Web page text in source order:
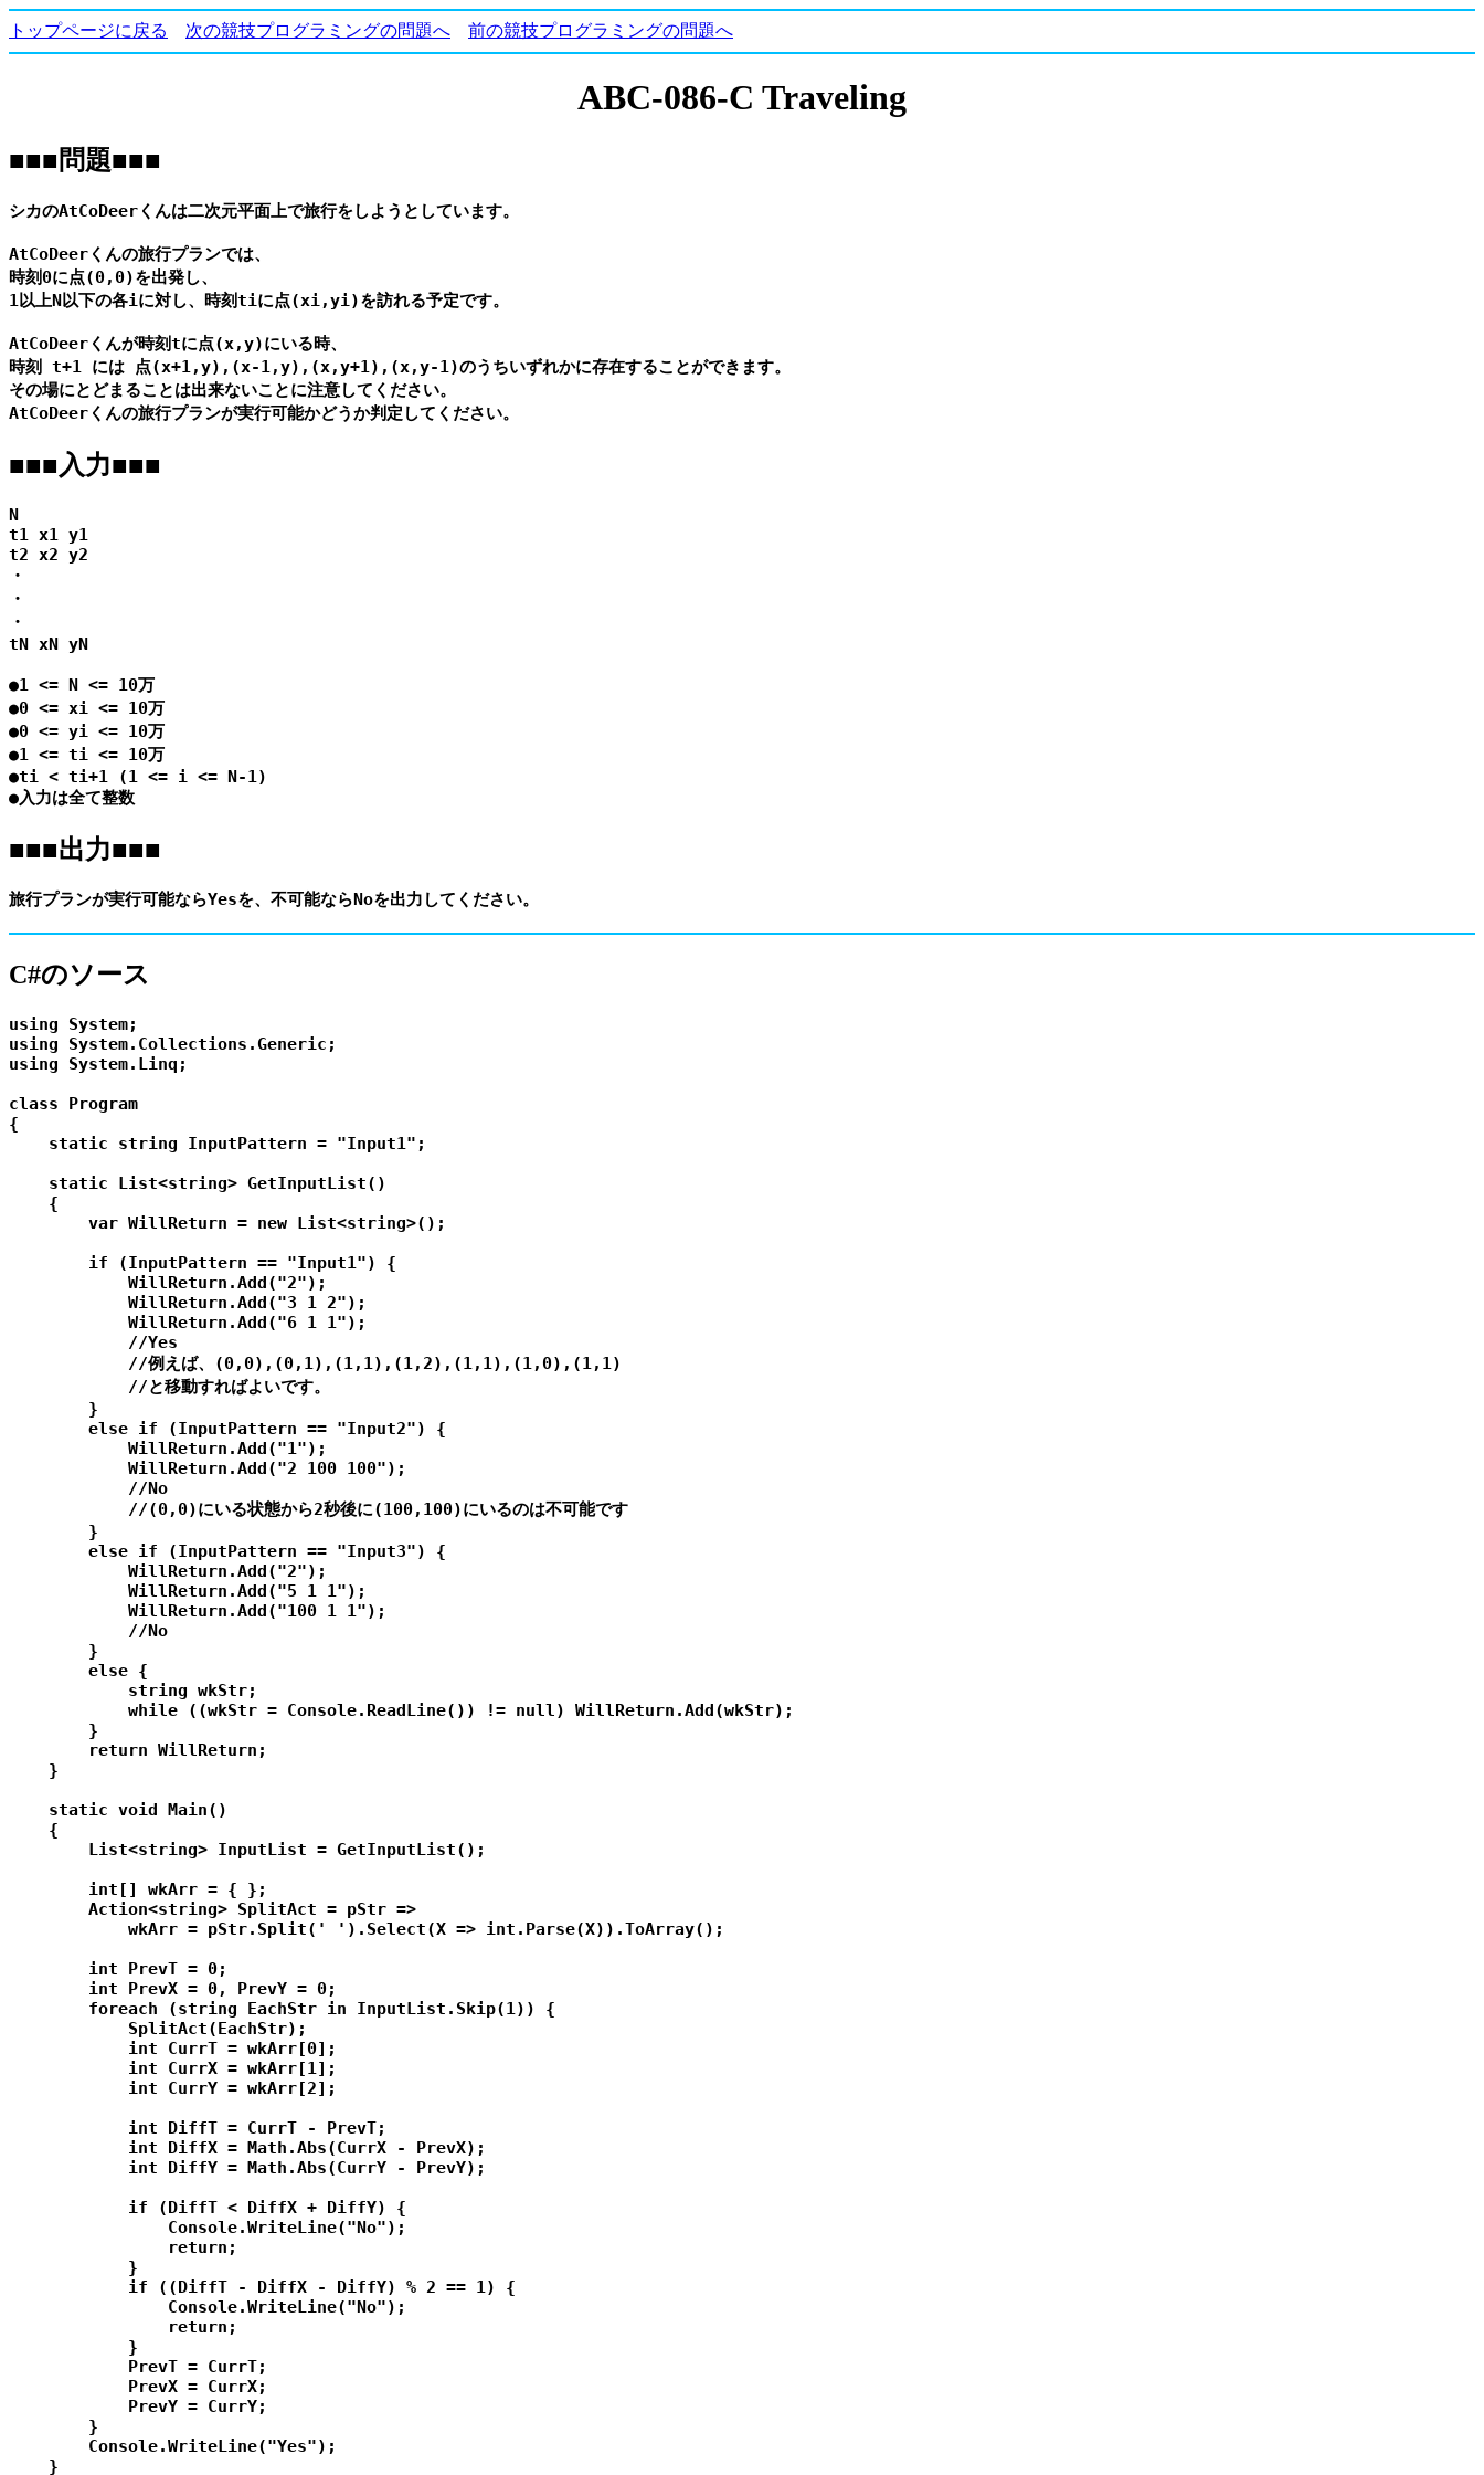
トップページに戻る 次の競技プログラミングの問題へ 前の競技プログラミングの問題へ
ABC-086-C Traveling
■■■問題■■■
シカのAtCoDeerくんは二次元平面上で旅行をしようとしています。
AtCoDeerくんの旅行プランでは、
時刻0に点(0,0)を出発し、
1以上N以下の各iに対し、時刻tiに点(xi,yi)を訪れる予定です。
AtCoDeerくんが時刻tに点(x,y)にいる時、
時刻 t+1 には 点(x+1,y),(x-1,y),(x,y+1),(x,y-1)のうちいずれかに存在することができます。
その場にとどまることは出来ないことに注意してください。
■■■入力■■■
N
t1 x1 y1
t2 x2 y2
・
・
・
tN xN yN
●1 <= N <= 10万
●0 <= xi <= 10万
●0 <= yi <= 10万
●1 <= ti <= 10万
●ti < ti+1 (1 <= i <= N-1)
■■■出力■■■
C#のソース
using System;
using System.Collections.Generic;
using System.Linq;
class Program
{
    static string InputPattern = "Input1";
    static List<string> GetInputList()
    {
        var WillReturn = new List<string>();
        if (InputPattern == "Input1") {
            WillReturn.Add("2");
            WillReturn.Add("3 1 2");
            WillReturn.Add("6 1 1");
            //Yes
            //例えば、(0,0),(0,1),(1,1),(1,2),(1,1),(1,0),(1,1)
            //と移動すればよいです。
        }
        else if (InputPattern == "Input2") {
            WillReturn.Add("1");
            WillReturn.Add("2 100 100");
            //No
            //(0,0)にいる状態から2秒後に(100,100)にいるのは不可能です
        }
        else if (InputPattern == "Input3") {
            WillReturn.Add("2");
            WillReturn.Add("5 1 1");
            WillReturn.Add("100 1 1");
            //No
        }
        else {
            string wkStr;
            while ((wkStr = Console.ReadLine()) != null) WillReturn.Add(wkStr);
        }
        return WillReturn;
    }
    static void Main()
    {
        List<string> InputList = GetInputList();
        int[] wkArr = { };
        Action<string> SplitAct = pStr =>
            wkArr = pStr.Split(' ').Select(X => int.Parse(X)).ToArray();
        int PrevT = 0;
        int PrevX = 0, PrevY = 0;
        foreach (string EachStr in InputList.Skip(1)) {
            SplitAct(EachStr);
            int CurrT = wkArr[0];
            int CurrX = wkArr[1];
            int CurrY = wkArr[2];
            int DiffT = CurrT - PrevT;
            int DiffX = Math.Abs(CurrX - PrevX);
            int DiffY = Math.Abs(CurrY - PrevY);
            if (DiffT < DiffX + DiffY) {
                Console.WriteLine("No");
                return;
            }
            if ((DiffT - DiffX - DiffY) % 2 == 1) {
                Console.WriteLine("No");
                return;
            }
            PrevT = CurrT;
            PrevX = CurrX;
            PrevY = CurrY;
        }
        Console.WriteLine("Yes");
    }